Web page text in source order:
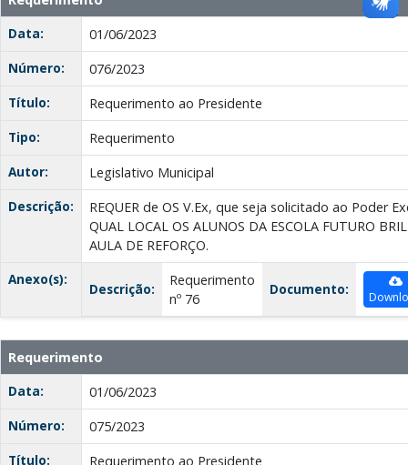
Data:
01/06/2023
Número:
076/2023
Título:
Requerimento ao Presidente
Tipo:
Requerimento
Autor:
Legislativo Municipal
Descrição:
REQUER de OS V.Ex, que seja solicitado ao Poder
QUAL LOCAL OS ALUNOS DA ESCOLA FUTURO
AULA DE REFORÇO.
Anexo(s):
Descrição:
Requerimento
nº 76
Documento:
Requerimento
Data:
01/06/2023
Número:
075/2023
Título:
Requerimento ao Presidente